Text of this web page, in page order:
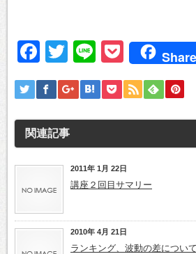
Facebook
Twitter
LinePocket
Share
関連記事
2011年 1月 22日
講座２回目サマリー
2010年 4月 21日
ランキング、波動の差につい